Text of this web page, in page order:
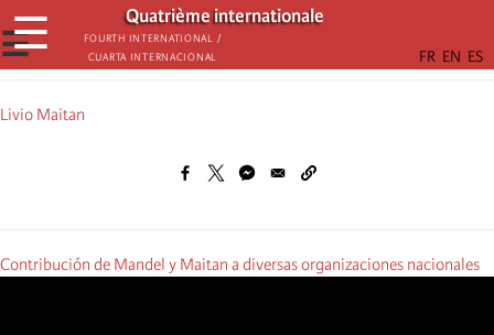
Aller
au
contenu
Quatrième internationale
Fourth International /
Cuarta Internacional
☰
☰
Livio Maitan
Contribución de Mandel y Maitan a diversas organizaciones nacionales